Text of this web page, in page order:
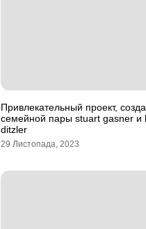
Привлекательный проект,
семейной пары stuart gasner и
ditzler
29 Листопада, 2023